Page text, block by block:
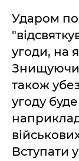
Ударом по
угоди, на
Знищуючи
також
угоду
Вступати